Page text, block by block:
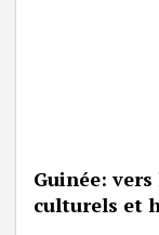
Guinée:
culturels et